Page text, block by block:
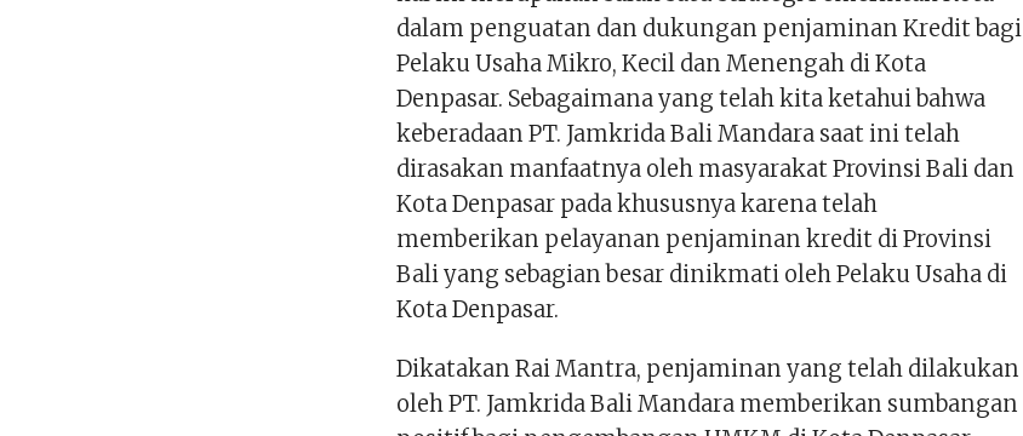
dalam penguatan dan dukungan penjaminan Kredit bagi
Pelaku Usaha Mikro, Kecil dan Menengah di Kota
Denpasar. Sebagaimana yang telah kita ketahui bahwa
keberadaan PT. Jamkrida Bali Mandara saat ini telah
dirasakan manfaatnya oleh masyarakat Provinsi Bali dan
Kota Denpasar pada khususnya karena telah
memberikan pelayanan penjaminan kredit di Provinsi
Bali yang sebagian besar dinikmati oleh Pelaku Usaha di
Kota Denpasar.
Dikatakan Rai Mantra, penjaminan yang telah dilakukan
oleh PT. Jamkrida Bali Mandara memberikan sumbangan